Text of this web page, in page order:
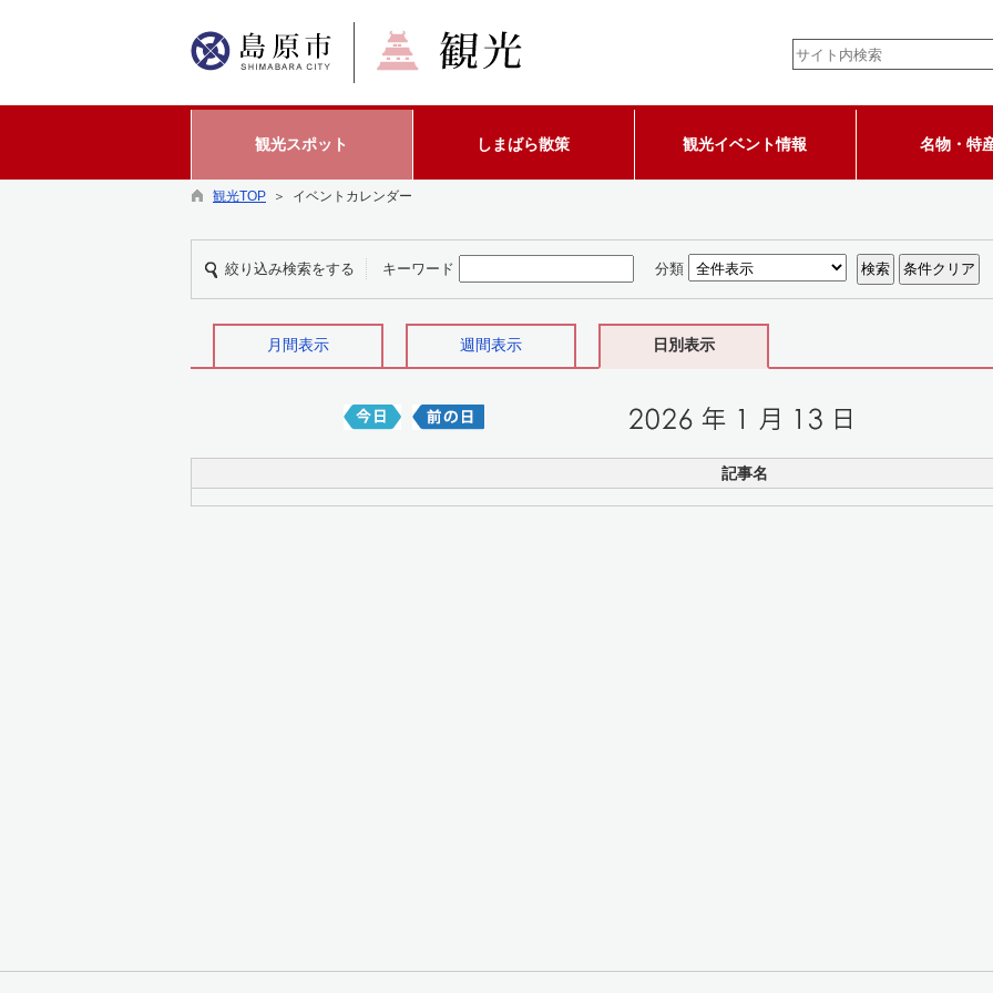
観光スポット しまばら散策 観光イベント情報 名物・特
観光TOP ＞ イベントカレンダー
絞り込み検索をする キーワード 分類
月間表示 週間表示 日別表示
記事名